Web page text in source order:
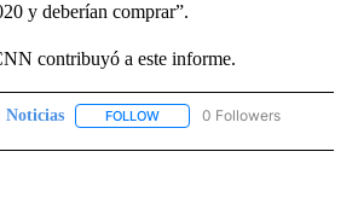
y deberían comprar”.
contribuyó a este informe.
Noticias FOLLOW FOLLOW "NOTICIAS" TO
0 Followers